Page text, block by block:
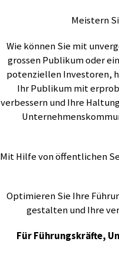
Meistern
Wie können Sie mit
grossen Publikum oder
potenziellen Investoren,
Ihr Publikum mit
verbessern und Ihre
Mit Hilfe von öffentlichen
Optimieren Sie Ihre
gestalten und Ihre
Für Führungskräfte,